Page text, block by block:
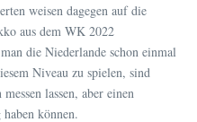
weisen dagegen auf die
aus dem WK 2022
die Niederlande schon einmal
Niveau zu spielen, sind
lassen, aber einen
können.